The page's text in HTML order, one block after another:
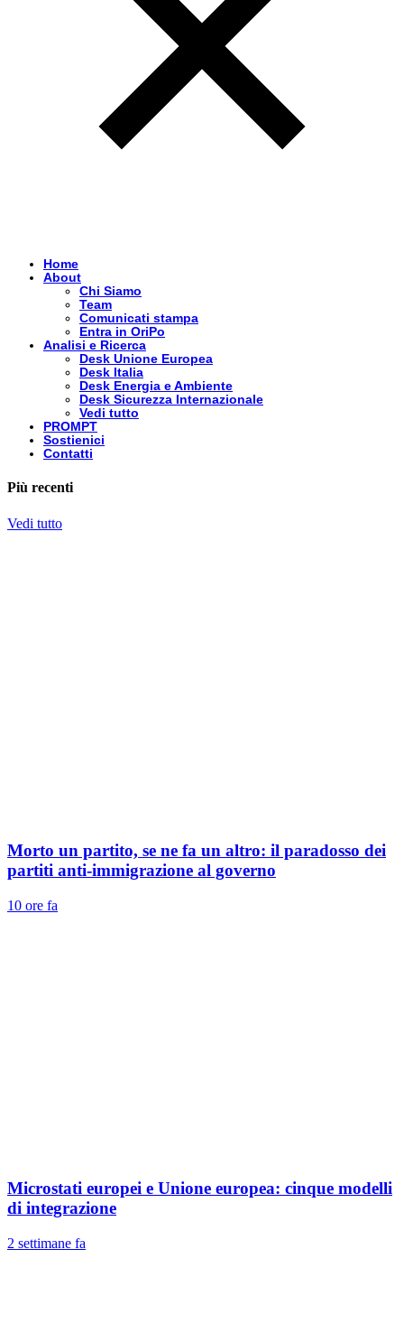
Home
About
Chi Siamo
Team
Comunicati stampa
Entra in OriPo
Analisi e Ricerca
Desk Unione Europea
Desk Italia
Desk Energia e Ambiente
Desk Sicurezza Internazionale
Vedi tutto
PROMPT
Sostienici
Contatti
Più recenti
Vedi tutto
Morto un partito, se ne fa un altro: il paradosso dei
partiti anti-immigrazione al governo
10 ore fa
Microstati europei e Unione europea: cinque modelli
di integrazione
2 settimane fa